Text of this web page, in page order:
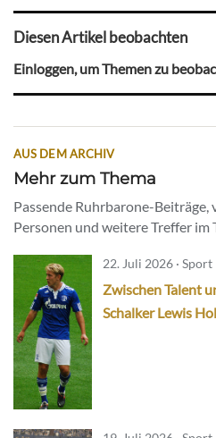
Diesen Artikel beobachten
Einloggen, um Themen zu
AUS DEM ARCHIV
Mehr zum Thema
Passende Ruhrbarone-
Personen und weitere Treffer im
22. Juli 2026 · Sport
Zwischen Talent
Schalker Lewis